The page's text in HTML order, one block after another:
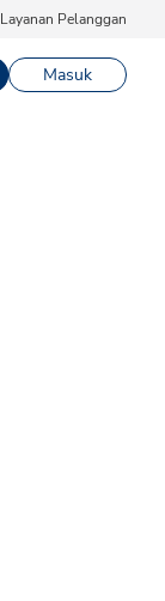
Layanan Pelanggan
Masuk